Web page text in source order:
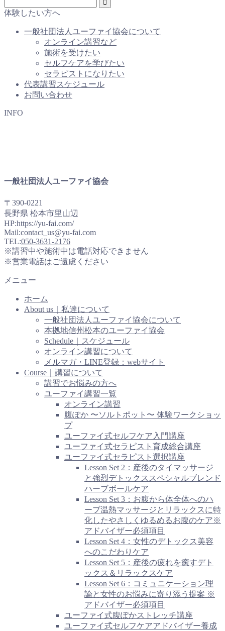
体験したい方へ
一般社団法人ユーファイ協会について
オンライン講習など
施術を受けたい
セルフケアを学びたい
セラピストになりたい
代表講習スケジュール
お問い合わせ
INFO
一般社団法人ユーファイ協会
〒390-0221
長野県 松本市里山辺
HP:https://yu-fai.com/
Mail:contact_us@yu-fai.com
TEL:050-3631-2176
※講習中や施術中は電話対応できません
※営業電話はご遠慮ください
メニュー
ホーム
About us｜私達について
一般社団法人ユーファイ協会について
本拠地信州松本のユーファイ協会
Schedule｜スケジュール
オンライン講習について
メルマガ・LINE登録：webサイト
Course｜講習について
講習でお悩みの方へ
ユーファイ講習一覧
オンライン講習
腹ぽか 〜ソルトポット〜 体験ワークショッ
プ
ユーファイ式セルフケア入門講座
ユーファイ式セラピスト育成総合講座
ユーファイ式セラピスト選択講座
Lesson Set 2：産後のタイマッサージ
と強烈デトックススペシャルブレンド
ハーブボールケア
Lesson Set 3：お腹から体全体へのハ
ーブ温熱マッサージとリラックスに特
化したやさしくゆるめるお腹のケア※
アドバイザー必須項目
Lesson Set 4：女性のデトックス美容
へのこだわりケア
Lesson Set 5：産後の疲れを癒すデト
ックス＆リラックスケア
Lesson Set 6：コミュニケーション理
論と女性のお悩みに寄り添う提案 ※
アドバイザー必須項目
ユーファイ式腹ぽかストレッチ講座
ユーファイ式セルフケアアドバイザー養成